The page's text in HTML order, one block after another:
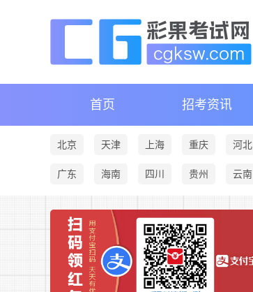
首页 招考资讯
北京 天津 上海 重庆 河北
广东 海南 四川 贵州 云南